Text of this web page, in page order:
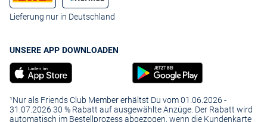
Lieferung nur in Deutschland
UNSERE APP DOWNLOADEN
¹Nur als Friends Club Member erhältst Du vom 01.06.2026 -
31.07.2026 30 % Rabatt auf ausgewählte Anzüge. Der Rabatt wird
automatisch im Bestellprozess abgezogen, wenn die Kundenkarte